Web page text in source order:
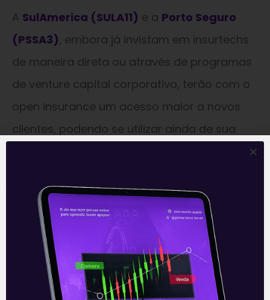
A SulAmerica (SULA11) e a Porto Seguro
(PSSA3), embora já invistam em insurtechs
de maneira direta ou através de programas
de venture capital corporativo, terão com o
open insurance um acesso maior a novos
clientes, podendo se utilizar ainda de sua
—
Este conteúdo faz parte da nossa
Newsletter ‘E Eu Com Isso’